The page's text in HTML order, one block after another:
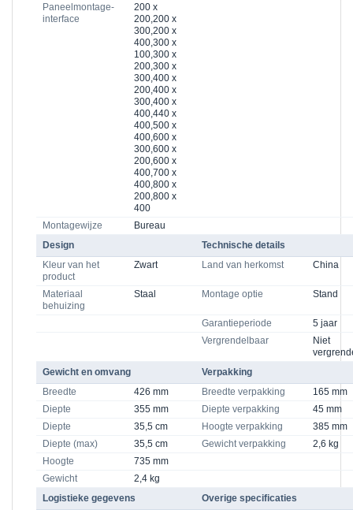
Paneelmontage-
interface
200 x
200,200 x
300,200 x
400,300 x
100,300 x
200,300 x
300,400 x
200,400 x
300,400 x
400,440 x
400,500 x
400,600 x
300,600 x
200,600 x
400,700 x
400,800 x
200,800 x
400
Montagewijze
Bureau
Design
Technische details
Kleur van het
product
Zwart Land van herkomst China
Materiaal
behuizing
Staal Montage optie Stand
Garantieperiode
5 jaar
Vergrendelbaar
Niet
Gewicht en omvang
Verpakking
Breedte
426 mm Breedte verpakking
165 mm
Diepte
355 mm Diepte verpakking
45 mm
Diepte
35,5 cm Hoogte verpakking
385 mm
Diepte (max)
35,5 cm Gewicht verpakking
2,6 kg
Hoogte
735 mm
Gewicht
2,4 kg
Logistieke gegevens
Overige specificaties